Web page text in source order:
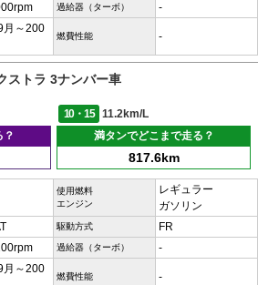
過給器（ターボ） -
月～200
燃費性能 -
ストラ 3ナンバー車
10・15
11.2km/L
？
満タンでどこまで走る？
817.6km
使用燃料
エンジン
レギュラー
ガソリン
駆動方式 FR
過給器（ターボ） -
月～200
燃費性能 -